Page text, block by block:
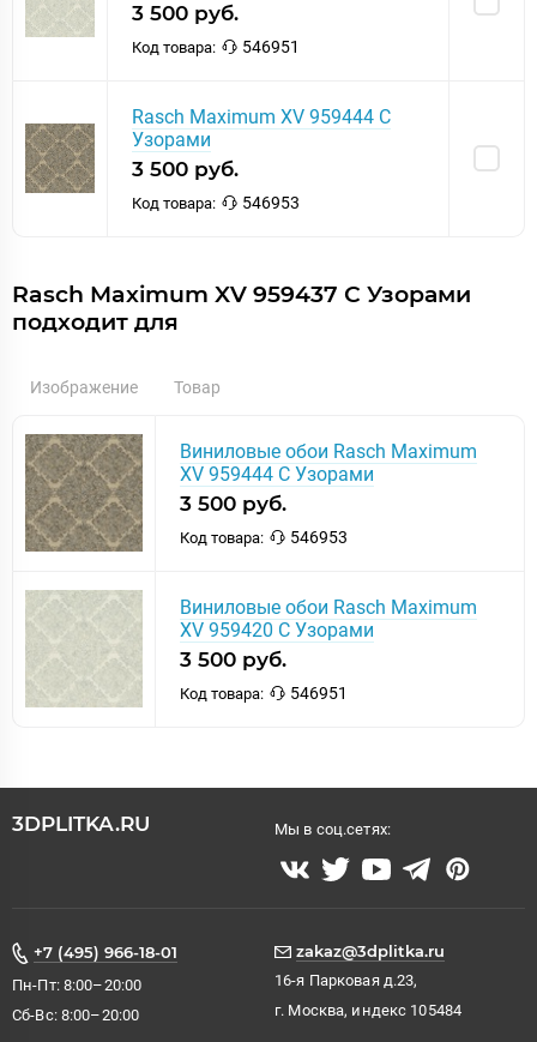
3 500 руб.
Код товара: 546951
Rasch Maximum XV 959444 С
Узорами
3 500 руб.
Код товара: 546953
Rasch Maximum XV 959437 С Узорами
подходит для
Изображение Товар
Виниловые обои Rasch Maximum
XV 959444 С Узорами
3 500 руб.
Код товара: 546953
Виниловые обои Rasch Maximum
XV 959420 С Узорами
3 500 руб.
Код товара: 546951
3DPLITKA.RU Мы в соц.сетях:
+7 (495) 966-18-01
Пн-Пт: 8:00–20:00
Сб-Вс: 8:00–20:00
zakaz@3dplitka.ru
16-я Парковая д.23,
г. Москва, индекс 105484